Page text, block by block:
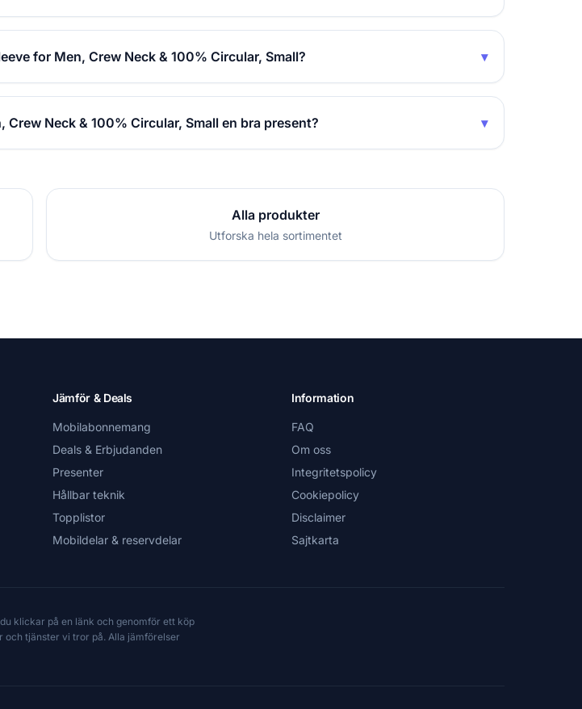
for Men, Crew Neck & 100% Circular, Small? ▾
Neck & 100% Circular, Small en bra present? ▾
Alla produkter
Utforska hela sortimentet
Jämför & Deals
Mobilabonnemang
Deals & Erbjudanden
Presenter
Hållbar teknik
Topplistor
Mobildelar & reservdelar
Information
FAQ
Om oss
Integritetspolicy
Cookiepolicy
Disclaimer
Sajtkarta
klickar på en länk och genomför ett köp
tjänster vi tror på. Alla jämförelser